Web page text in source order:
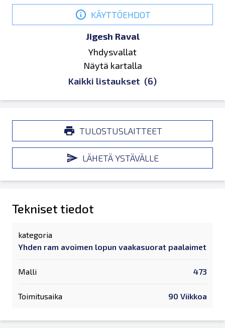
KÄYTTÖEHDOT
Jigesh Raval
Yhdysvallat
Näytä kartalla
Kaikki listaukset (6)
TULOSTUSLAITTEET
LÄHETÄ YSTÄVÄLLE
Tekniset tiedot
kategoria
Yhden ram avoimen lopun vaakasuorat paalaimet
Malli 473
Toimitusaika 90 Viikkoa